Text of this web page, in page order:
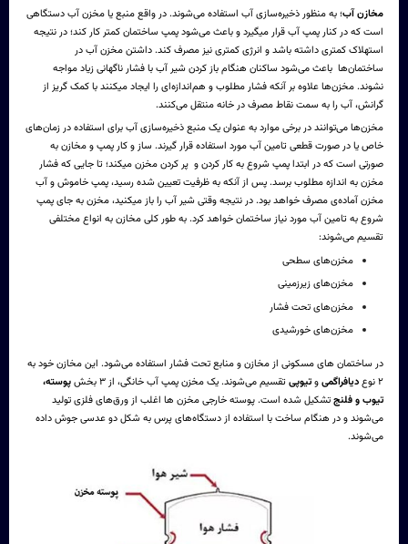
مخازن آب؛ به منظور ذخیره‌سازی آب استفاده می‌شوند. در واقع منبع یا مخزن آب دستگاهی
است که در کنار پمپ آب قرار میگیرد و باعث می‌شود پمپ ساختمان کمتر کار کند؛ در نتیجه
استهلاک کمتری داشته باشد و انرژی کمتری نیز مصرف کند. داشتن مخزن آب در
ساختمان‌ها باعث می‌شود ساکنان هنگام باز کردن شیر آب با فشار ناگهانی زیاد مواجه
نشوند. مخزن‌ها علاوه بر آنکه فشار مطلوب و هم‌اندازه‌ای را ایجاد میکنند با کمک گریز از
گرانش، آب را به سمت نقاط مصرف در خانه منتقل می‌کنند.
مخزن‌ها می‌توانند در برخی موارد به عنوان یک منبع ذخیره‌سازی آب برای استفاده در زمان‌های
خاص یا در صورت قطعی تامین آب مورد استفاده قرار گیرند. ساز و کار پمپ و مخازن به
صورتی است که در ابتدا پمپ شروع به کار کردن و پر کردن مخزن میکند؛ تا جایی که فشار
مخزن به اندازه مطلوب برسد. پس از آنکه به ظرفیت تعیین شده رسید، پمپ خاموش و آب
مخزن آماده‌ی مصرف خواهد بود. در نتیجه وقتی شیر آب را باز میکنید، مخزن به جای پمپ
شروع به تامین آب مورد نیاز ساختمان خواهد کرد. به طور کلی مخازن به انواع مختلفی
تقسیم می‌شوند:
مخزن‌های سطحی
مخزن‌های زیرزمینی
مخزن‌های تحت فشار
مخزن‌های خورشیدی
در ساختمان های مسکونی از مخازن ومنابع تحت فشار استفاده می‌شود. این مخازن خود به
۲ نوع
دیافراگمیوتیوپی تقسیم می‌شوند. یک مخزن پمپ آب خانگی، از ۳ بخش
پوسته،
تیوب و فلنجتشکیل شده است. پوسته خارجی مخزن ها اغلب از ورق‌های فلزی تولید
می‌شوند و در هنگام ساخت با استفاده از دستگاه‌های پرس به شکل دو عدسی جوش داده
می‌شوند.